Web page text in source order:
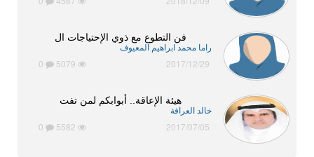
فن التطوع مع ذوي الإحتياجات ال
راما محمد ابراهيم المعيوف
2017/12/29
هيئة الإعاقة.. أبوابكم لمن تفت
خالد العرافة
2017/07/05